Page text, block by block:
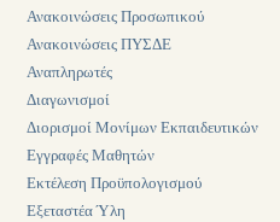
Ανακοινώσεις Προσωπικού
Ανακοινώσεις ΠΥΣΔΕ
Αναπληρωτές
Διαγωνισμοί
Διορισμοί Μονίμων Εκπαιδευτικών
Εγγραφές Μαθητών
Εκτέλεση Προϋπολογισμού
Εξεταστέα Ύλη